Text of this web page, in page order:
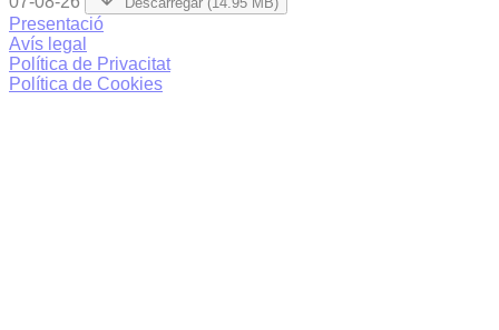
Presentació
Avís legal
Política de Privacitat
Política de Cookies